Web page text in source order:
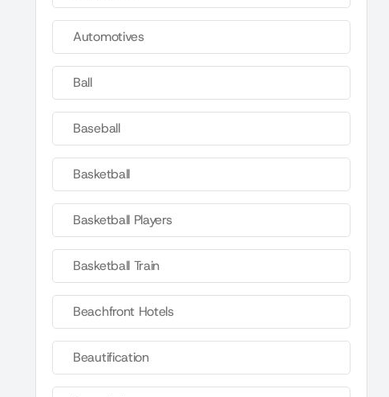
Automotives
Ball
Baseball
Basketball
Basketball Players
Basketball Train
Beachfront Hotels
Beautification